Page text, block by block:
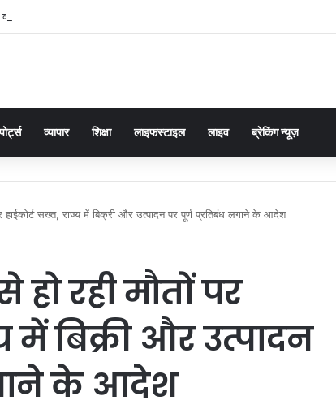
समाधान डबल इंजन सरकार की सर्वोच्च प्राथमिकता केशव प्रसाद मौर्या
व्यापार शिक्षा लाइफस्टाइल लाइव ब्रेकिंग न्यूज़
हाईकोर्ट सख्त, राज्य में बिक्री और उत्पादन पर पूर्ण प्रतिबंध लगाने के आदेश
रही मौतों पर
में बिक्री और उत्पादन
के आदेश